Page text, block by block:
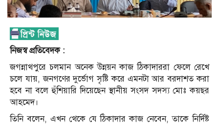
নিজস্ব প্রতিবেদক :
জগন্নাথপুরে চলমান অনেক উন্নয়ন কাজ ঠিকাদাররা ফেলে রেখে
চলে যায়, জনগণের দুর্ভোগ সৃষ্টি করে এমনটা আর বরদাশত করা
হবে না বলে হুঁশিয়ারি দিয়েছেন স্থানীয় সংসদ সদস্য মোঃ কয়ছর
আহমেদ।
তিনি বলেন, এখন থেকে যে ঠিকাদার কাজ নেবেন, তাকে নির্দিষ্ট